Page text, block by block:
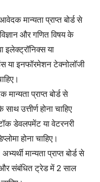
मान्यता प्राप्त बोर्ड से
और गणित विषय के
इलेक्ट्रॉनिक्स या
या इनफॉरमेशन टेक्नोलॉजी
प्राप्त बोर्ड से
उत्तीर्ण होना चाहिए
डेवलपमेंट या वेटरनरी
होना चाहिए।
अभ्यर्थी मान्यता प्राप्त बोर्ड से
और संबंधित ट्रेड में 2 साल